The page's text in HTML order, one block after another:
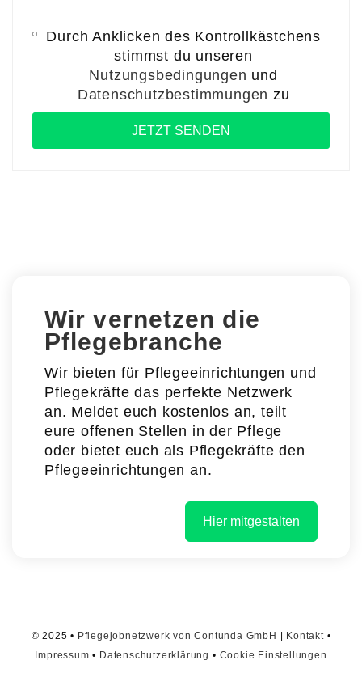
Durch Anklicken des Kontrollkästchens
stimmst du unseren
Nutzungsbedingungen und
Datenschutzbestimmungen zu
Wir vernetzen die
Pflegebranche
Wir bieten für Pflegeeinrichtungen und
Pflegekräfte das perfekte Netzwerk
an. Meldet euch kostenlos an, teilt
eure offenen Stellen in der Pflege
oder bietet euch als Pflegekräfte den
Pflegeeinrichtungen an.
Hier mitgestalten
© 2025 • Pflegejobnetzwerk von Contunda GmbH Kontakt•
Impressum • Datenschutzerklärung • Cookie Einstellungen